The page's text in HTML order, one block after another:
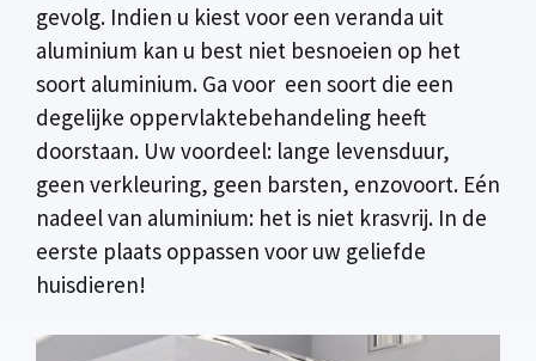
gevolg. Indien u kiest voor een veranda uit
aluminium kan u best niet besnoeien op het
soort aluminium. Ga voor een soort die een
degelijke oppervlaktebehandeling heeft
doorstaan. Uw voordeel: lange levensduur,
geen verkleuring, geen barsten, enzovoort. Eén
nadeel van aluminium: het is niet krasvrij. In de
eerste plaats oppassen voor uw geliefde
huisdieren!